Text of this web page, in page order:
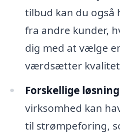
tilbud kan du
fra andre kunder,
dig med at vælge
værdsætter kvalitet
Forskellige
virksomhed kan
til strømpeforing,